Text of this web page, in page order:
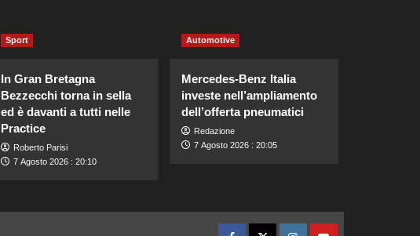
Sport
In Gran Bretagna
Bezzecchi torna in sella
ed è davanti a tutti nelle
Practice
Roberto Parisi
7 Agosto 2026 : 20:10
Automotive
Mercedes-Benz Italia
investe nell’ampliamento
dell’offerta pneumatici
Redazione
7 Agosto 2026 : 20:05